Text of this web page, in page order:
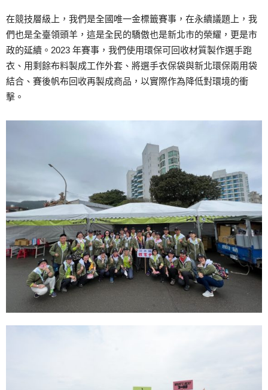
在競技層級上，我們是全國唯一金標籤賽事，在永續議題上，我
們也是全臺領頭羊，這是全民的驕傲也是新北市的榮耀，更是市
政的延續。2023 年賽事，我們使用環保可回收材質製作選手跑
衣、用剩餘布料製成工作外套、將選手衣保袋與新北環保兩用袋
結合、賽後帆布回收再製成商品，以實際作為降低對環境的衝
擊。